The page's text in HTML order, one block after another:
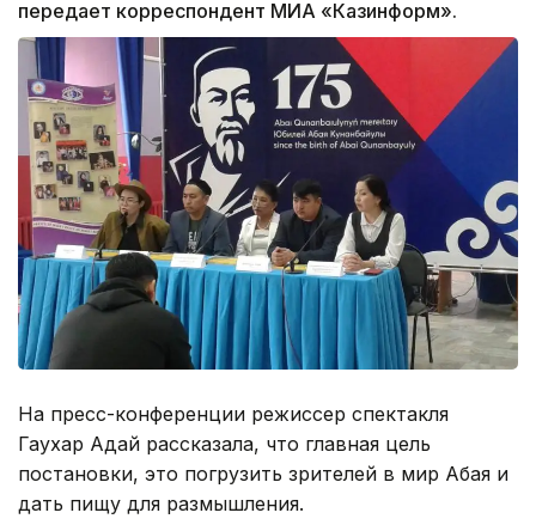
передает корреспондент МИА «Казинформ».
На пресс-конференции режиссер спектакля
Гаухар Адай рассказала, что главная цель
постановки, это погрузить зрителей в мир Абая и
дать пищу для размышления.